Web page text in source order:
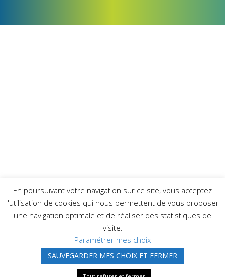
Design deElegant Themes| Propulsé par
En poursuivant votre navigation sur ce site, vous acceptez
l'utilisation de cookies qui nous permettent de vous proposer
une navigation optimale et de réaliser des statistiques de
visite.
Paramétrer mes choix
SAUVEGARDER MES CHOIX ET FERMER